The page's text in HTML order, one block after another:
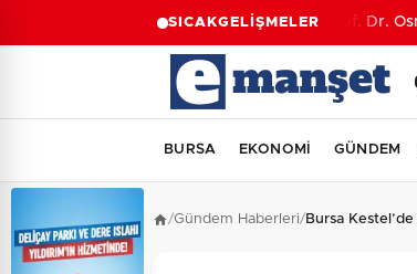
SICAKGELİŞMELERProf. Dr.
BURSA EKONOMİ GÜNDEM
/Gündem Haberleri/Bursa